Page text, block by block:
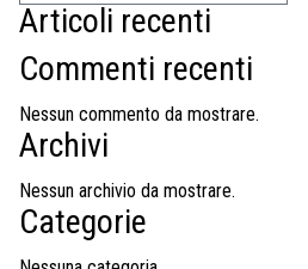
MOSTRE
EVENTI
PALAZZO DELLE MUSE
Articoli recenti
Commenti recenti
Nessun commento da mostrare.
Archivi
Nessun archivio da mostrare.
Categorie